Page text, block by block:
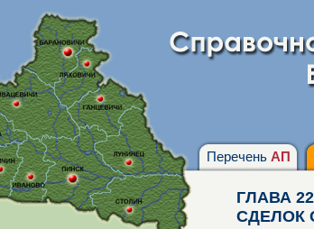
Перечень АП
ГЛАВА
СДЕЛОК